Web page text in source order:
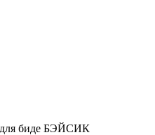
биде БЭЙСИК